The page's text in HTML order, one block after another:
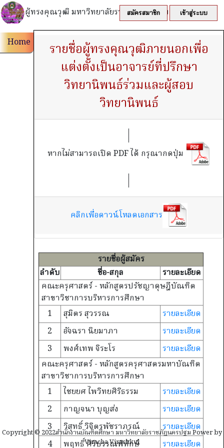
ผู้ทรงคุณวุฒิ มหาวิทยาลัยราชภัฏนครปฐม
สมัครสมาชิก เข้าสู่ระบบ
Home
รายชื่อผู้ทรงคุณวุฒิภายนอกเพื่อ
แต่งตั้งเป็นอาจารย์ที่ปรึกษา
วิทยานิพนธ์ร่วมและผู้สอบ
วิทยานิพนธ์
หากไม่สามารถเปิด PDF ได้ กรุณากดปุ่ม
คลิกเพื่อดาวน์โหลดเอกสาร
รายชื่อผู้สมัคร
ลำดับ
ชื่อ-สกุล
รายละเอียด
คณะครุศาสตร์ - หลักสูตรปรัชญาดุษฎีบัณฑิต
สาขาวิชาการบริหารการศึกษา
1
สุมิตร สุวรรณ
รายละเอียด
2
อัจฉรา นิยมาภา
รายละเอียด
3
พงศ์เทพ จิระโร
รายละเอียด
คณะครุศาสตร์ - หลักสูตรครุศาสตรมหาบัณฑิต
สาขาวิชาการบริหารการศึกษา
1
ไชยยศ ไพวิทยศิริธรรม
รายละเอียด
2
กาญจนา บุญส่ง
รายละเอียด
3
วิสุทธิ์ วิจิตรพัชราภรณ์
รายละเอียด
4
พฤทธิ์ ศิริบรรณพิทักษ์ รายละเอียด
Copyright © 2022สำนักงานบัณฑิตศึกษา มหาวิทยาลัยราชภัฏนครปฐม Power by
Viracha Virachkul